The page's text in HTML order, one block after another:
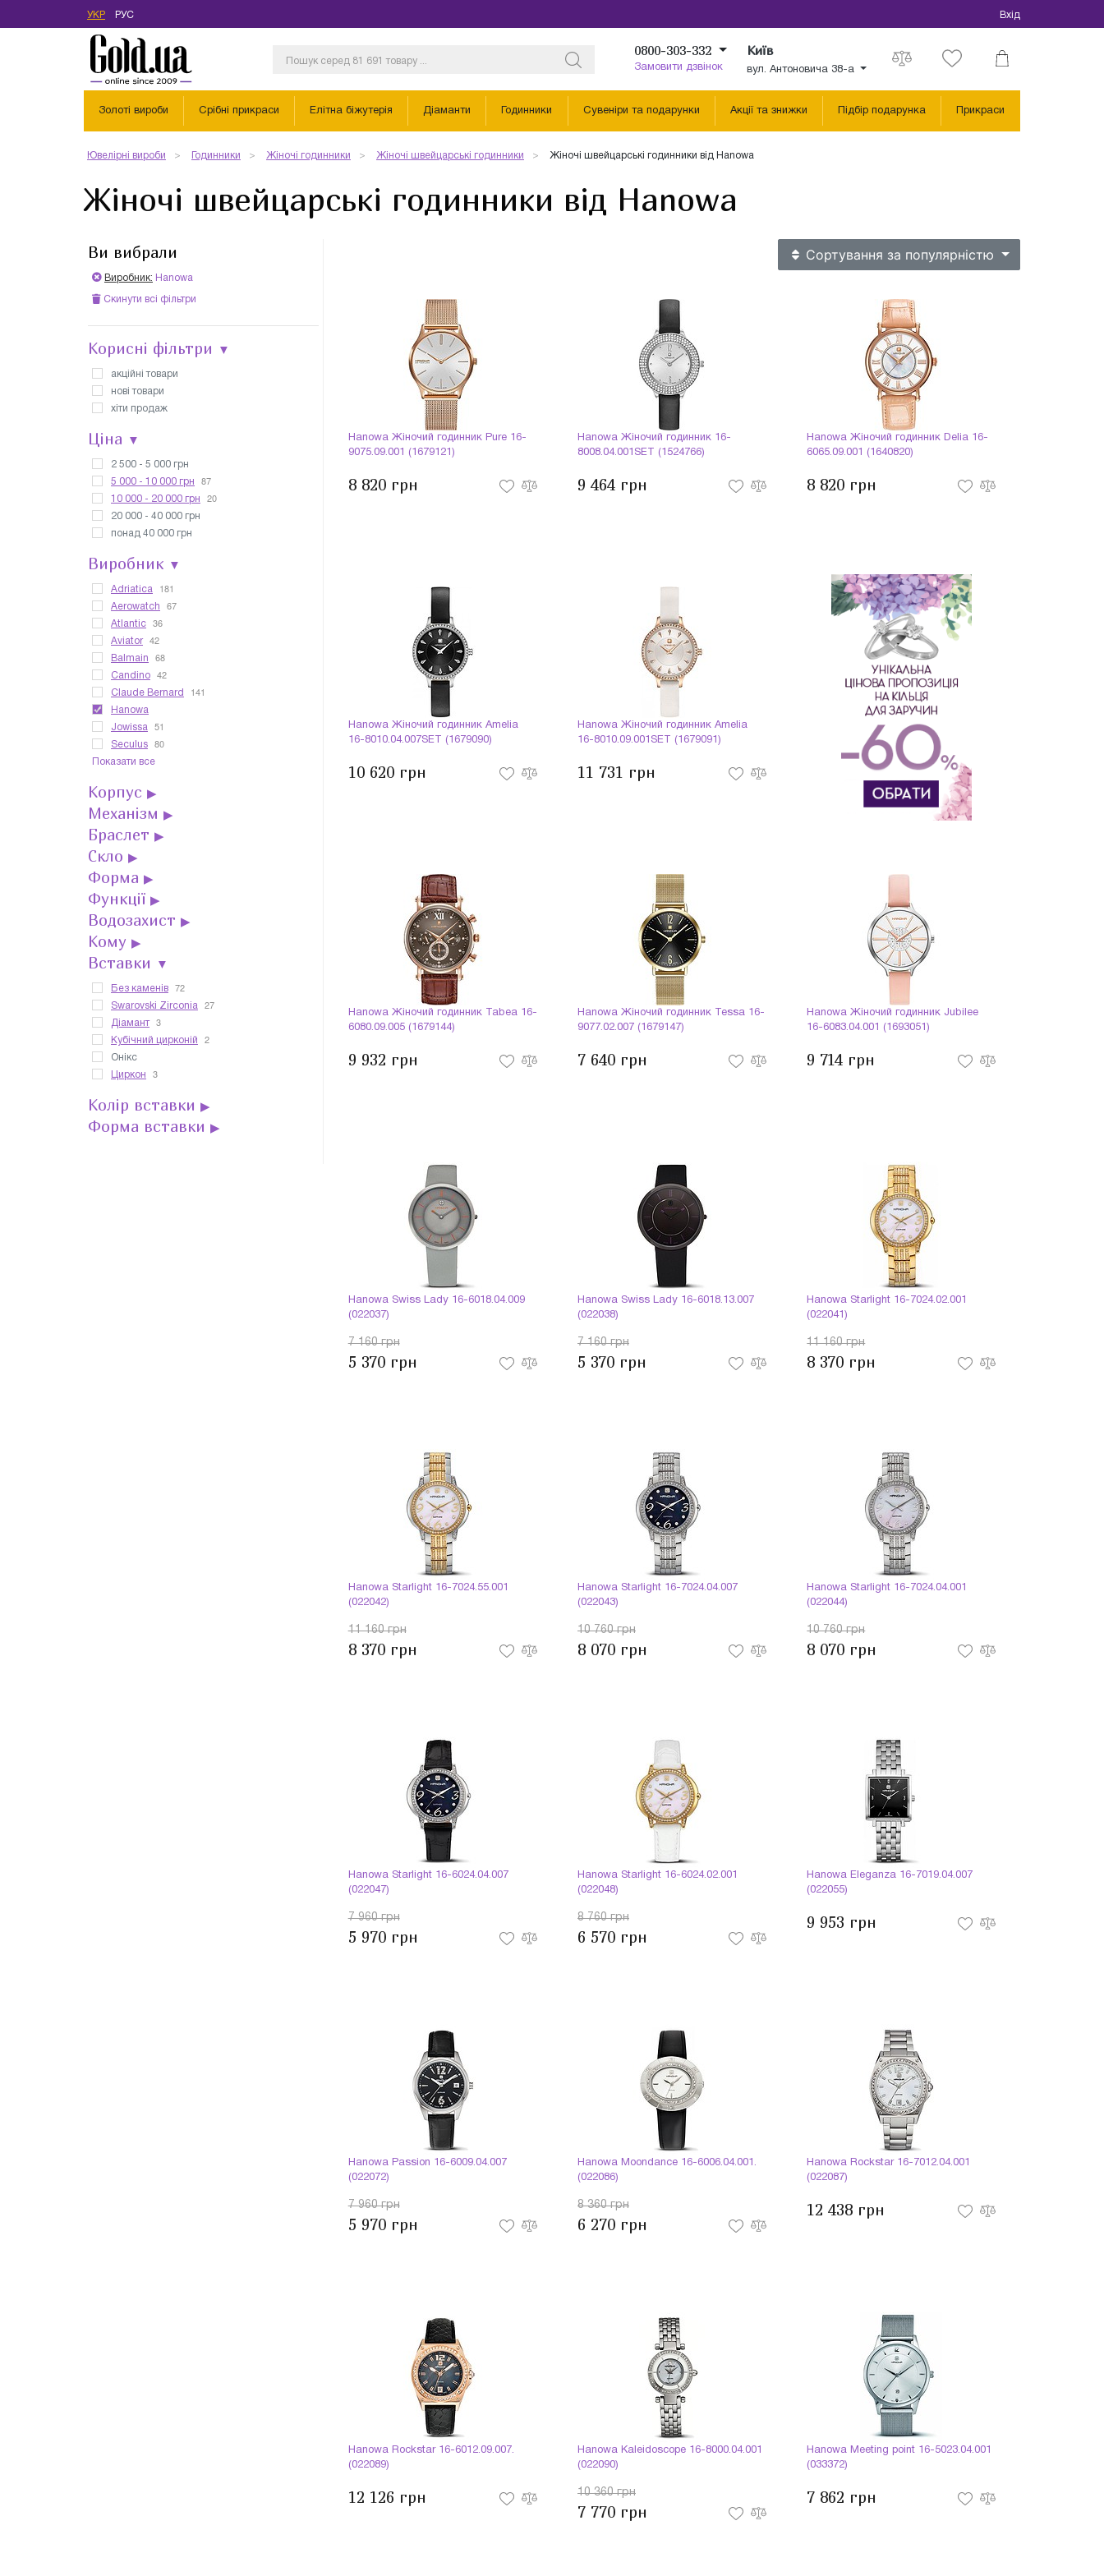
УКР РУС Вхід
0800-303-332
Замовити дзвінок
Київ
вул. Антоновича 38-а
Золоті вироби Срібні прикраси Елітна біжутерія Діаманти Годинники Сувеніри та подарунки Акції та знижки Підбір подарунка Прикраси
Ювелірні вироби Годинники Жіночі годинники Жіночі швейцарські годинники Жіночі швейцарські годинники від Hanowa
Жіночі швейцарські годинники від Hanowa
Ви вибрали
Виробник: Hanowa
Скинути всі фільтри
Корисні фільтри ▼
акційні товари
нові товари
хіти продаж
Ціна ▼
2 500 - 5 000 грн
5 000 - 10 000 грн
87
10 000 - 20 000 грн 20
20 000 - 40 000 грн
понад 40 000 грн
Виробник ▼
Adriatica 181
Aerowatch 67
Atlantic 36
Aviator 42
Balmain 68
Candino 42
Claude Bernard 141
Hanowa
Jowissa
51
Seculus 80
Показати все
Корпус ▶
Механізм ▶
Браслет ▶
Скло ▶
Форма ▶
Функції ▶
Водозахист ▶
Кому ▶
Вставки ▼
Без каменів 72
Swarovski Zirconia 27
Діамант 3
Кубічний цирконій 2
Онікс
Циркон
3
Колір вставки ▶
Форма вставки ▶
Сортування за популярністю
Hanowa Жіночий годинник Pure 16-
9075.09.001 (1679121)
8 820 грн
Hanowa Жіночий годинник 16-
8008.04.001SET (1524766)
9 464 грн
Hanowa Жіночий годинник Delia 16-
6065.09.001 (1640820)
8 820 грн
Hanowa Жіночий годинник Amelia
16-8010.04.007SET (1679090)
10 620 грн
Hanowa Жіночий годинник Amelia
16-8010.09.001SET (1679091)
11 731 грн
Hanowa Жіночий годинник Tabea 16-
6080.09.005 (1679144)
9 932 грн
Hanowa Жіночий годинник Tessa 16-
9077.02.007 (1679147)
7 640 грн
Hanowa Жіночий годинник Jubilee
16-6083.04.001 (1693051)
9 714 грн
Hanowa Swiss Lady 16-6018.04.009
(022037)
7 160 грн
5 370 грн
Hanowa Swiss Lady 16-6018.13.007
(022038)
7 160 грн
5 370 грн
Hanowa Starlight 16-7024.02.001
(022041)
11 160 грн
8 370 грн
Hanowa Starlight 16-7024.55.001
(022042)
11 160 грн
8 370 грн
Hanowa Starlight 16-7024.04.007
(022043)
10 760 грн
8 070 грн
Hanowa Starlight 16-7024.04.001
(022044)
10 760 грн
8 070 грн
Hanowa Starlight 16-6024.04.007
(022047)
7 960 грн
5 970 грн
Hanowa Starlight 16-6024.02.001
(022048)
8 760 грн
6 570 грн
Hanowa Eleganza 16-7019.04.007
(022055)
9 953 грн
Hanowa Passion 16-6009.04.007
(022072)
7 960 грн
5 970 грн
Hanowa Moondance 16-6006.04.001.
(022086)
8 360 грн
6 270 грн
Hanowa Rockstar 16-7012.04.001
(022087)
12 438 грн
Hanowa Rockstar 16-6012.09.007.
(022089)
12 126 грн
Hanowa Kaleidoscope 16-8000.04.001
(022090)
10 360 грн
7 770 грн
Hanowa Meeting point 16-5023.04.001
(033372)
7 862 грн